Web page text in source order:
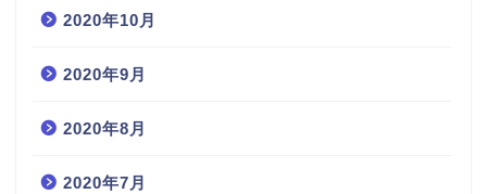
2020年10月
2020年9月
2020年8月
2020年7月